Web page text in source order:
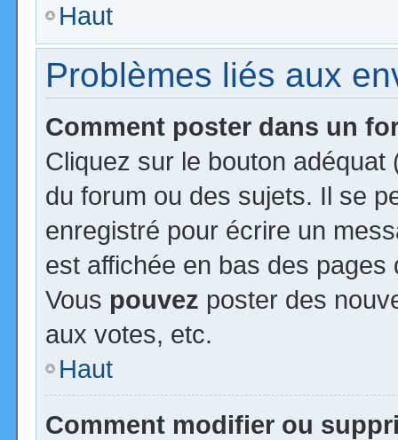
Haut
Problèmes liés aux
Comment poster dans un
Cliquez sur le bouton
du forum ou des sujets. Il se
enregistré pour écrire un
est affichée en bas des
Vous pouvez poster des
aux votes, etc.
Haut
Comment modifier ou